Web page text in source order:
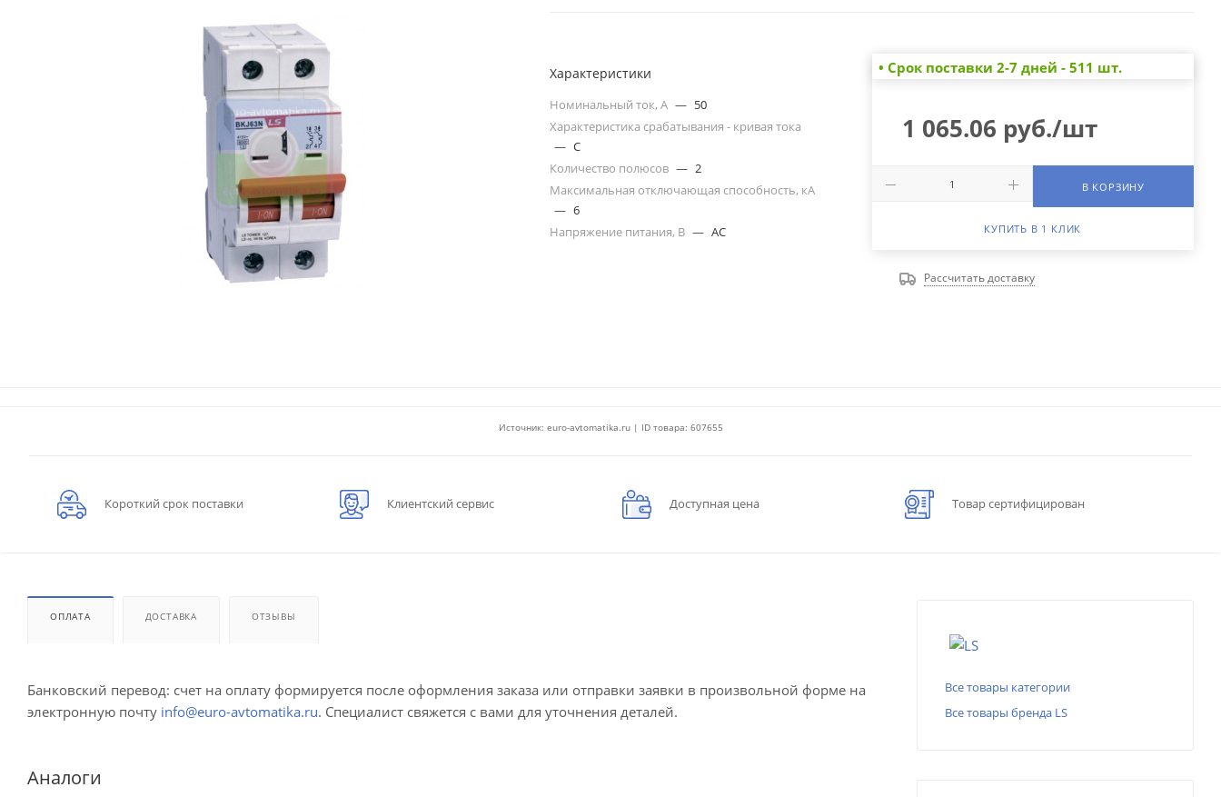
Характеристики
Номинальный ток, А — 50
Характеристика срабатывания - кривая тока
— C
Количество полюсов — 2
Максимальная отключающая способность, кА
— 6
Напряжение питания, В — AC
• Cрок поставки 2-7 дней - 511 шт.
1 065.06 руб./шт
В КОРЗИНУ
КУПИТЬ В 1 КЛИК
Рассчитать доставку
Источник: euro-avtomatika.ru | ID товара: 607655
Короткий срок поставки Клиентский сервис Доступная цена Товар сертифицирован
ОПЛАТА ДОСТАВКА ОТЗЫВЫ
Банковский перевод: счет на оплату формируется после оформления заказа или отправки заявки в произвольной форме на
электронную почту info@euro-avtomatika.ru. Специалист свяжется с вами для уточнения деталей.
Аналоги
Все товары категории
Все товары бренда LS